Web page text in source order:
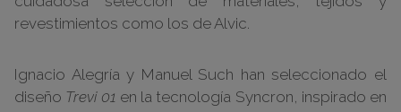
revestimientos como los de Alvic.
Ignacio Alegría y Manuel Such han seleccionado el
diseño Trevi 01 en la tecnología Syncron, inspirado en